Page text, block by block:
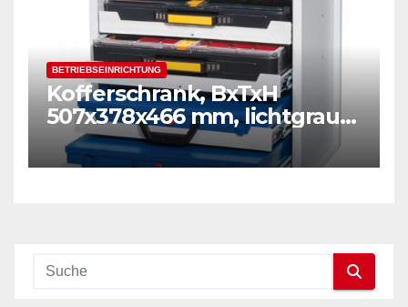
BETRIEBSEINRICHTUNG
Kofferschrank, BxTxH
507x378x466 mm, lichtgrau
RAL 7035